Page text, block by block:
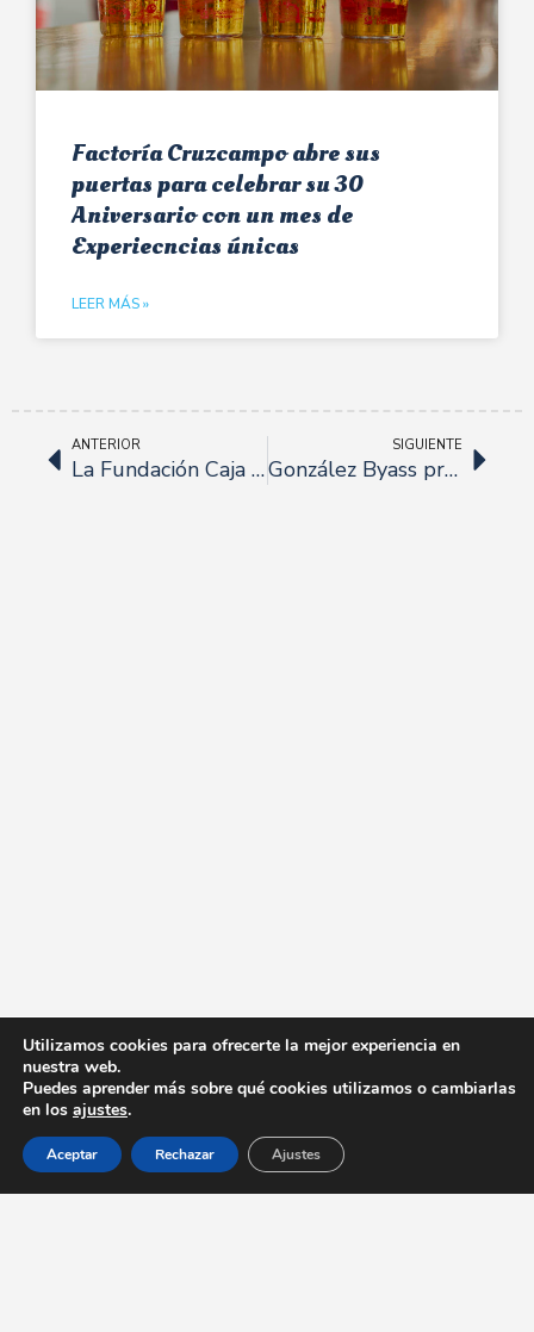
Factoría Cruzcampo abre sus
puertas para celebrar su 30
Aniversario con un mes de
Experiecncias únicas
LEER MÁS »
ANTERIOR
La Fundación Caja Rural y la Fundación Cámara y rinden un homenaje a Juan Robles y al restaurante El Rinconcillo
SIGUIENTE
González Byass presenta Tío Pepe Fino en Rama 2023 en Sevilla
Utilizamos cookies para ofrecerte la mejor experiencia en
nuestra web.
Puedes aprender más sobre qué cookies utilizamos o cambiarlas
en los ajustes.
Aceptar Rechazar Ajustes